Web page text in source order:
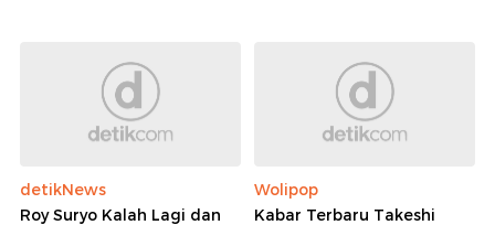
detikNews
Roy Suryo Kalah Lagi dan
Wolipop
Kabar Terbaru Takeshi